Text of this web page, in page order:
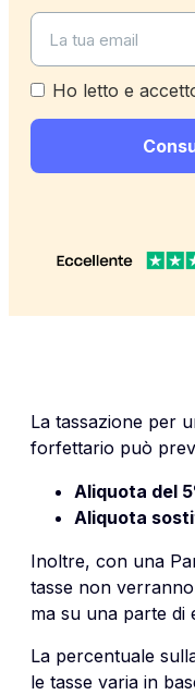
Ho letto e
La tassazione per
forfettario può
Aliquota del
Aliquota
Inoltre, con una
tasse non
ma su una parte di
La percentuale
le tasse varia in